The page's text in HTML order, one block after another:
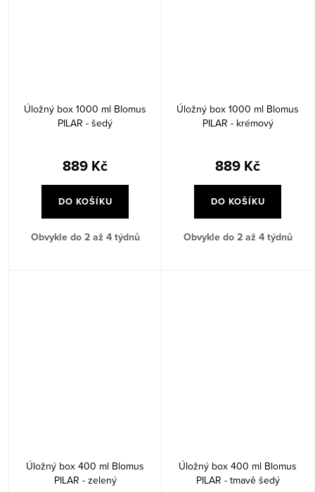
Úložný box 1000 ml Blomus
PILAR - šedý
889 Kč
DO KOŠÍKU
Obvykle do 2 až 4 týdnů
Úložný box 1000 ml Blomus
PILAR - krémový
889 Kč
DO KOŠÍKU
Obvykle do 2 až 4 týdnů
Úložný box 400 ml Blomus
PILAR - zelený
Úložný box 400 ml Blomus
PILAR - tmavě šedý